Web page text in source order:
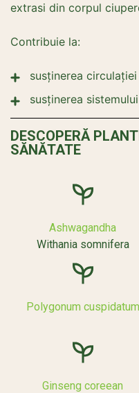
extrasi din corpul
Contribuie la:
susținerea
susținerea
DESCOPERĂ
SĂNĂTATE
Ashwagandha
Withania somnifera
Polygonum cuspidatum
Ginseng coreean